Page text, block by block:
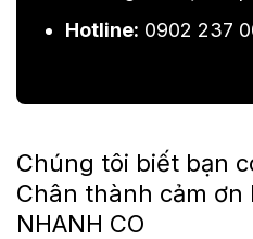
Hotline: 0902 237
Chúng tôi biết bạn
Chân thành cảm ơn
NHANH CO